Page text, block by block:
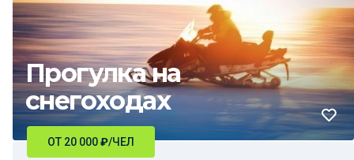
Прогулка на
снегоходах
ОТ 20 000₽/ЧЕЛ